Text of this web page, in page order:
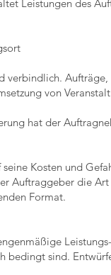
Leistungen des
verbindlich.
von
hat der
Kosten und
Auftraggeber die
Format.
bedingt sind.